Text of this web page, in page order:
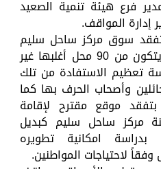
فرع هيئة تنمية الصعيد
المواقف.
سوق مركز ساحل سليم
المخصص للباعة الجائلين ويتكون من 90 محل أغلبها غير
تعظيم الاستفادة من تلك
وأصحاب الحرف بها كما
موقع مقترح لإقامة
مركز ساحل سليم كبديل
امكانية تطويره
وفقاً لاحتياجات المواطنين.